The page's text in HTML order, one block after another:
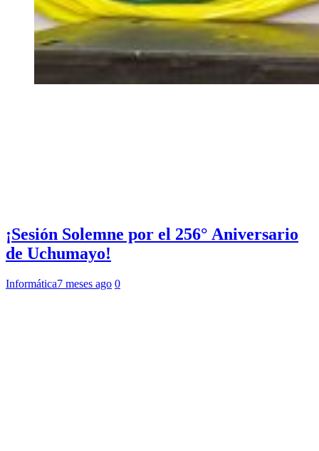
¡Sesión Solemne por el 256° Aniversario
de Uchumayo!
Informática7 meses ago 0